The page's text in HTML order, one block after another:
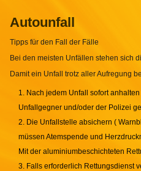
Autounfall
Tipps für den Fall der Fälle
Bei den meisten Unfällen stehen sich
Damit ein Unfall trotz aller Aufregung
Nach jedem Unfall sofort
Unfallgegner und/oder der Polizei
Die Unfallstelle absichern (
müssen Atemspende und
Mit der aluminiumbeschichteten
Falls erforderlich Rettungsdienst